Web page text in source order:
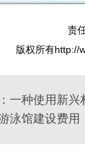
责
版权所有http://
种使用新兴材料
泳馆建设费用